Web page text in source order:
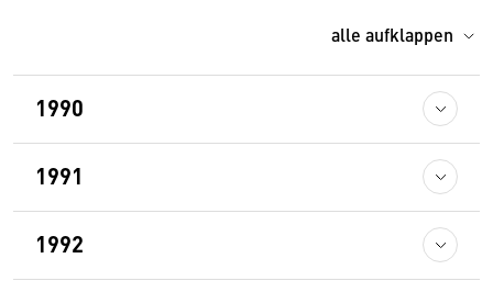
alle aufklappen
1990
1991
1992